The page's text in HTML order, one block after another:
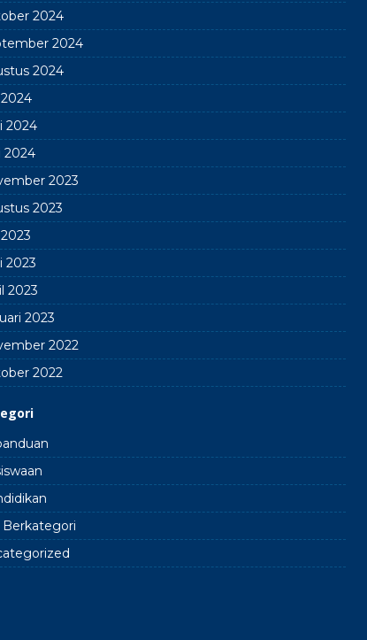
2024
2024
2024
2024
2024
2023
2023
2023
2023
2023
2022
2022
Berkategori